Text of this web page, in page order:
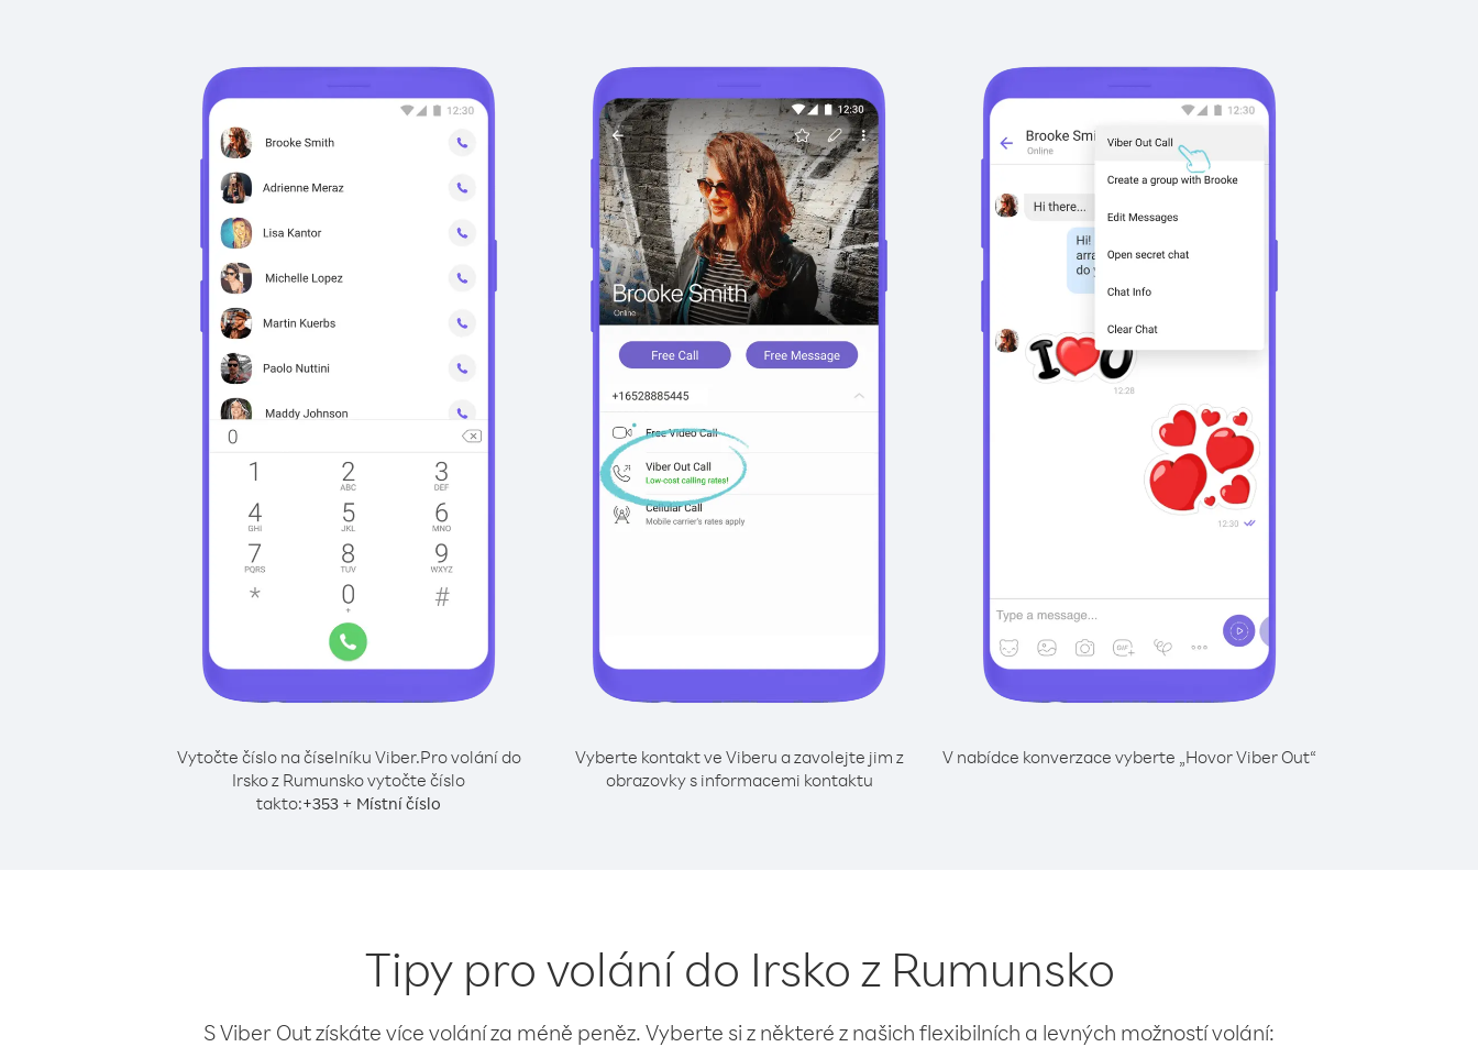
Vytočte číslo na číselníku Viber.Pro volání do
Irsko z Rumunsko vytočte číslo
takto:+353 + Místní číslo
Vyberte kontakt ve Viberu a zavolejte jim z
obrazovky s informacemi kontaktu
V nabídce konverzace vyberte „Hovor Viber Out“
Tipy pro volání do Irsko z Rumunsko
S Viber Out získáte více volání za méně peněz. Vyberte si z některé z našich flexibilních a levných možností volání: